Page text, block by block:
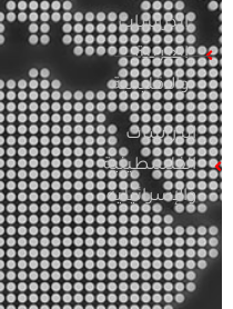
الدراسات
العربية
والإقليمية
الدراسات
الفلسطينية
والإسرائيلية